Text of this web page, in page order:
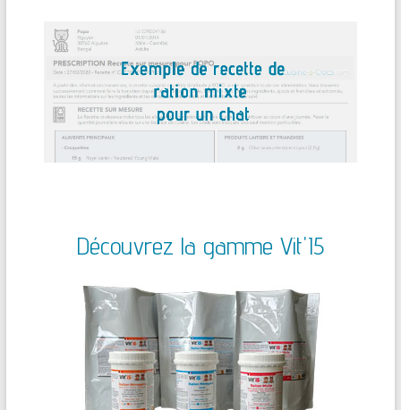
Découvrez la gamme Vit'I5